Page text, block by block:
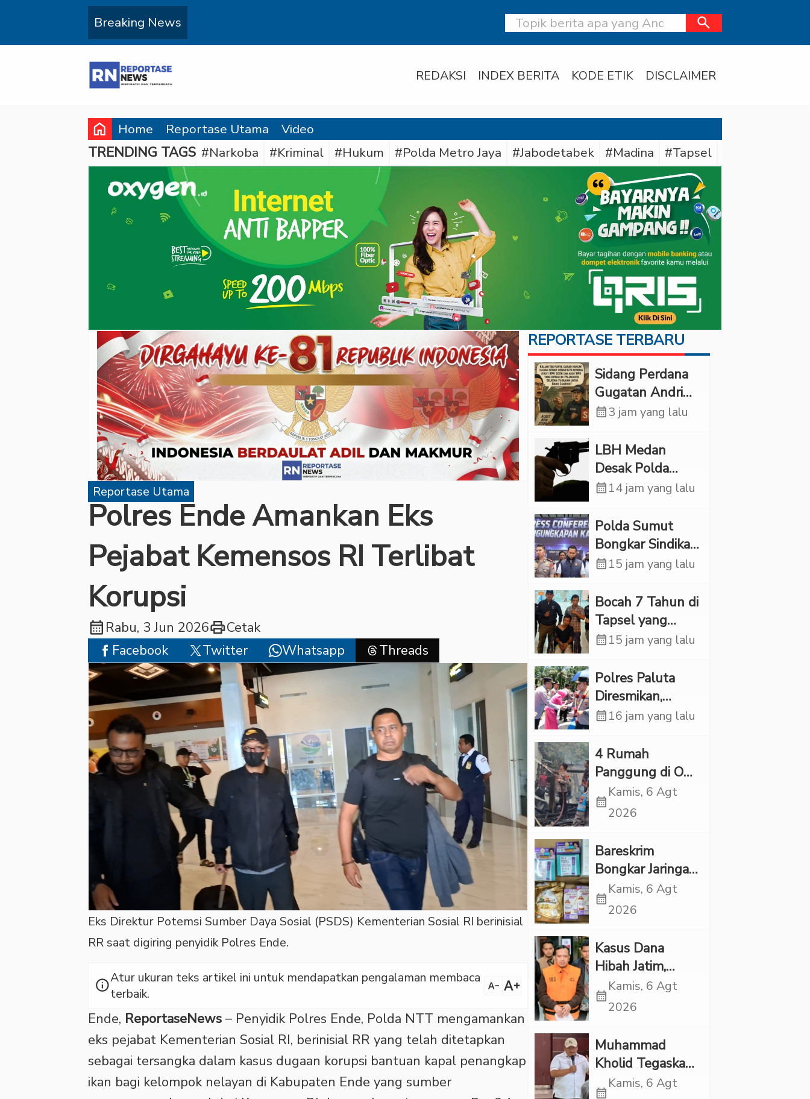
Breaking News search
REDAKSI INDEX BERITA KODE ETIK DISCLAIMER
home Home Reportase Utama Video
TRENDING TAGS #Narkoba #Kriminal #Hukum #Polda Metro Jaya #Jabodetabek #Madina #Tapsel
Reportase Utama
Polres Ende Amankan Eks
Pejabat Kemensos RI Terlibat
Korupsi
calendar_month Rabu, 3 Jun 2026printCetak
Facebook
Twitter Whatsapp Threads
Eks Direktur Potemsi Sumber Daya Sosial (PSDS) Kementerian Sosial RI berinisial
RR saat digiring penyidik Polres Ende.
infoAtur ukuran teks artikel ini untuk mendapatkan pengalaman membaca
terbaik.
text_decrease text_increase
Ende, ReportaseNews – Penyidik Polres Ende, Polda NTT mengamankan
eks pejabat Kementerian Sosial RI, berinisial RR yang telah ditetapkan
sebagai tersangka dalam kasus dugaan korupsi bantuan kapal penangkap
ikan bagi kelompok nelayan di Kabupaten Ende yang sumber
REPORTASE TERBARU
Sidang Perdana
Gugatan Andri
Tedjadharma di
KPKNL dan
PUPN Mangkir
calendar_month3 jam yang lalu
LBH Medan
Desak Polda
Sumut Usut
Lorenza
calendar_month14 jam yang lalu
Polda Sumut
Bongkar Sindikat
Scamming
Korban Rugi
Rp6,7 Miliar
calendar_month15 jam yang lalu
Bocah 7 Tahun di
Tapsel yang
Ditemukan
Ternyata Korban
Kekerasan
Seksual
calendar_month15 jam yang lalu
Polres Paluta
Diresmikan,
Begini
Kapolres Tapsel
calendar_month16 jam yang lalu
‎4 Rumah
Panggung di OKI
Ludes Terbakar,
Kerugian Capai
calendar_month
Kamis, 6 Agt
2026
Bareskrim
Bongkar Jaringan
Etomidate dari
Thailand, 4
calendar_month
Kamis, 6 Agt
2026
Kasus Dana
Hibah Jatim,
Siliwangi: Partai
Punya Tanggung
calendar_month
Kamis, 6 Agt
2026
Muhammad
Kholid Tegaskan
Propaganda
calendar_month
Kamis, 6 Agt